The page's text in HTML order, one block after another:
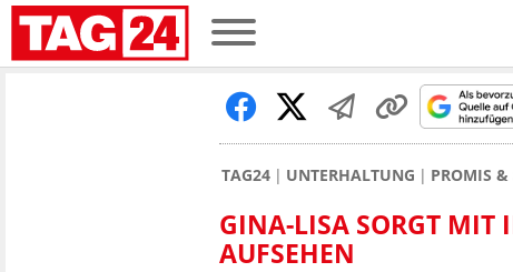
TAG24 UNTERHALTUNG PROMIS &
GINA-LISA SORGT MIT
AUFSEHEN